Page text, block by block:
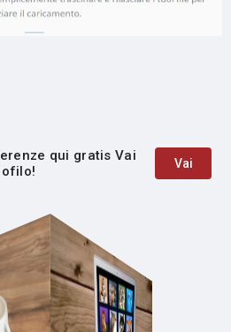
qui gratis Vai
Vai